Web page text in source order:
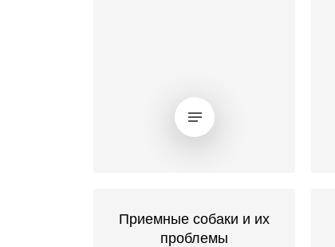
Приемные собаки и их
проблемы